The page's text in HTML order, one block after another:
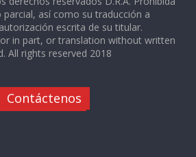
así como su traducción a
escrita de su titular.
in part, or translation without written
All rights reserved 2018
Contáctenos